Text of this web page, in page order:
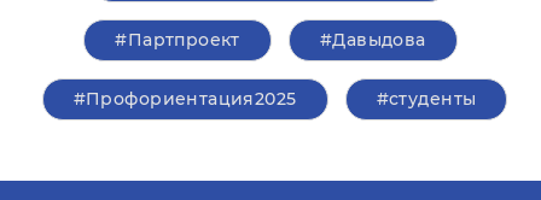
#Партпроект #Давыдова
#Профориентация2025 #студенты